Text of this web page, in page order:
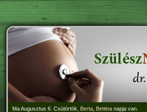
Ma Augusztus 6. Csütörtök, Berta, Bettinanapja van.